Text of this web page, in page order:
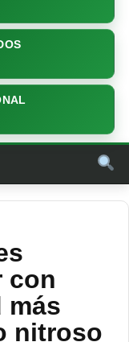
con
más
nitroso